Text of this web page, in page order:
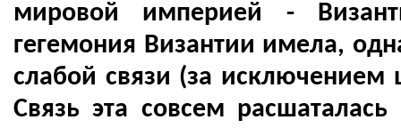
мировой империей -
гегемония Византии имела,
слабой связи (за исключением
Связь эта совсем